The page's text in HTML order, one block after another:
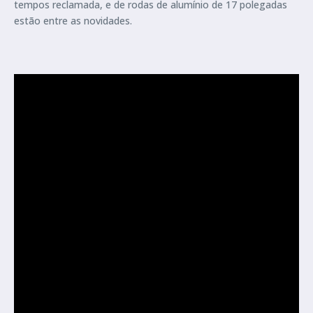
tempos reclamada, e de rodas de alumínio de 17 polegadas
estão entre as novidades.